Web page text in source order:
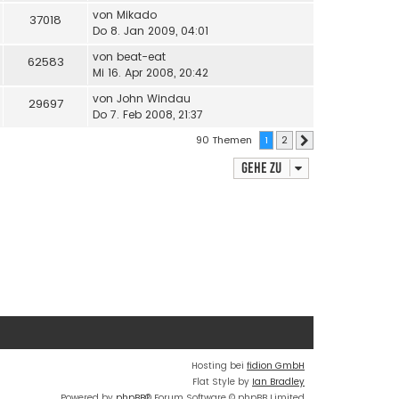
37018 von Mikado
Do 8. Jan 2009, 04:01
62583 von beat-eat
Mi 16. Apr 2008, 20:42
29697 von John Windau
Do 7. Feb 2008, 21:37
90 Themen 1 2
Gehe zu
Hosting bei fidion GmbH
Flat Style by Ian Bradley